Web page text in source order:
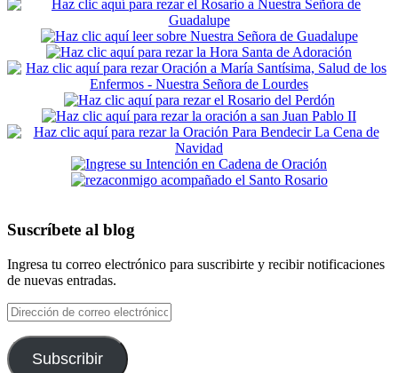
Suscríbete al blog
Ingresa tu correo electrónico para suscribirte y recibir notificaciones
de nuevas entradas.
Dirección
de
correo
electrónico
Subscribir